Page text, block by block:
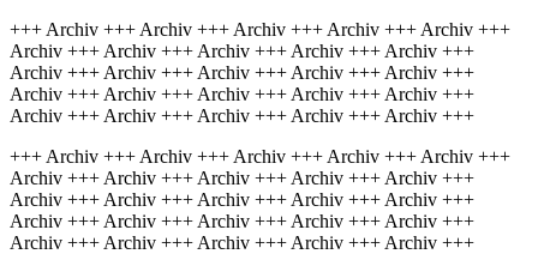
+++ Archiv +++ Archiv +++ Archiv +++ Archiv +++ Archiv +++
Archiv +++ Archiv +++ Archiv +++ Archiv +++ Archiv +++
Archiv +++ Archiv +++ Archiv +++ Archiv +++ Archiv +++
Archiv +++ Archiv +++ Archiv +++ Archiv +++ Archiv +++
Archiv +++ Archiv +++ Archiv +++ Archiv +++ Archiv +++
+++ Archiv +++ Archiv +++ Archiv +++ Archiv +++ Archiv +++
Archiv +++ Archiv +++ Archiv +++ Archiv +++ Archiv +++
Archiv +++ Archiv +++ Archiv +++ Archiv +++ Archiv +++
Archiv +++ Archiv +++ Archiv +++ Archiv +++ Archiv +++
Archiv +++ Archiv +++ Archiv +++ Archiv +++ Archiv +++